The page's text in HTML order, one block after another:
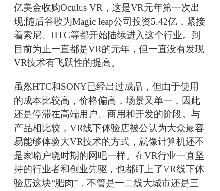
亿美金收购Oculus VR，这是VR元年第一次出
现;随后谷歌为Magic leap公司投资5.42亿，紧接
着索尼、HTC等都开始陆续进入这个行业。到
目前为止一直都是VR的元年，但一直没有发现
VR技术有飞跃性的提高。
虽然HTC和SONY已经出过成品，但由于使用
的成本比较高，价格偏高，场景又单一，因此
还是停滞在高端用户、商用和开发的阶段。与
产品相比较，VR线下体验店被公认为大众最容
易能够体验大VR技术的方式，就像计算机还不
是家喻户晓时期的网吧一样。在VR行业一直坚
持的行业者和创业先驱，也都盯上了VR线下体
验店这块“肥肉”，不管是一二线大城市还是三